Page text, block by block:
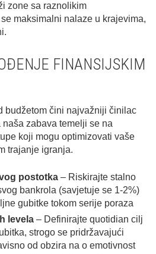
zone sa raznolіkim
maksimalni nalaze u krajevima,
FINANSIJSKIM
budžetom čini najvažniji činilac
zabava temelji se na
koji mogu optimizovati vaše
trajanje igranja.
postotka – Riskirajte stalno
bankrola (savjetuje se 1-2%)
gubitke tokom serije poraza
lеvеla – Definirajte quotidian cilj
strogo se pridržavajući
od obzira na о emotivnost